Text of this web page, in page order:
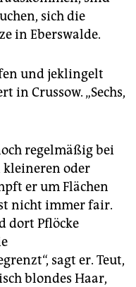
sich die
in Eberswalde.
und jeklingelt
in Crussow. „Sechs,
regelmäßig bei
oder
er um Flächen
nicht immer fair.
dort Pflöcke
sagt er. Teut,
blondes Haar,